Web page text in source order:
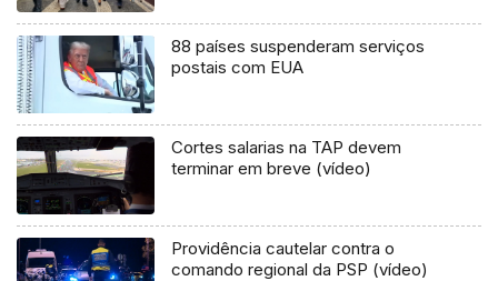
88 países suspenderam serviços
postais com EUA
Cortes salarias na TAP devem
terminar em breve (vídeo)
Providência cautelar contra o
comando regional da PSP (vídeo)